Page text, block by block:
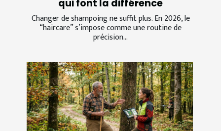
qui font la différence
Changer de shampoing ne suffit plus. En 2026, le
“haircare” s’impose comme une routine de
précision...